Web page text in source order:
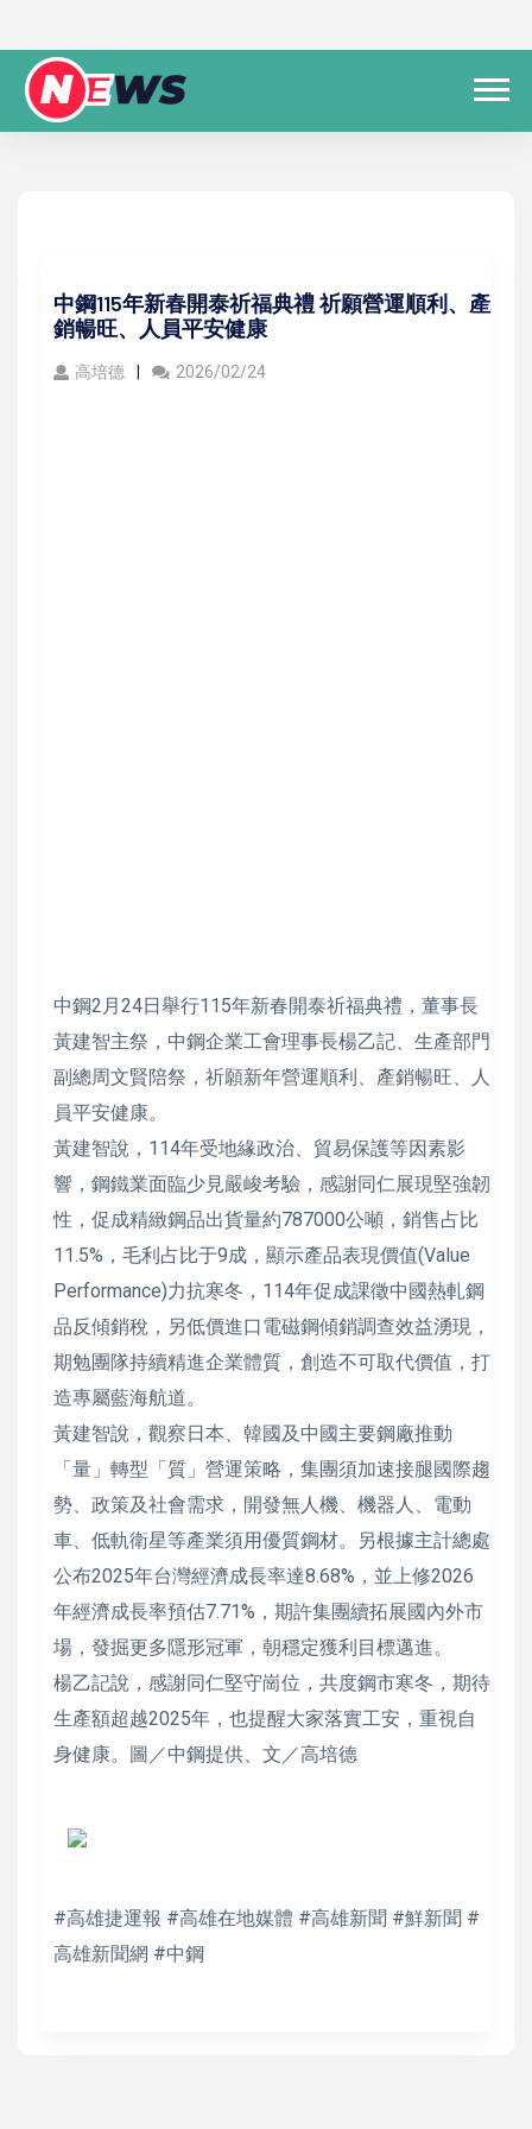
中鋼115年新春開泰祈福典禮 祈願營運順利、產
銷暢旺、人員平安健康
高培德 2026/02/24
中鋼2月24日舉行115年新春開泰祈福典禮，董事長
黃建智主祭，中鋼企業工會理事長楊乙記、生產部門
副總周文賢陪祭，祈願新年營運順利、產銷暢旺、人
員平安健康。
黃建智說，114年受地緣政治、貿易保護等因素影
響，鋼鐵業面臨少見嚴峻考驗，感謝同仁展現堅強韌
性，促成精緻鋼品出貨量約787000公噸，銷售占比
11.5%，毛利占比于9成，顯示產品表現價值(Value
Performance)力抗寒冬，114年促成課徵中國熱軋鋼
品反傾銷稅，另低價進口電磁鋼傾銷調查效益湧現，
期勉團隊持續精進企業體質，創造不可取代價值，打
造專屬藍海航道。
黃建智說，觀察日本、韓國及中國主要鋼廠推動
「量」轉型「質」營運策略，集團須加速接腿國際趨
勢、政策及社會需求，開發無人機、機器人、電動
車、低軌衛星等產業須用優質鋼材。另根據主計總處
公布2025年台灣經濟成長率達8.68%，並上修2026
年經濟成長率預估7.71%，期許集團續拓展國內外市
場，發掘更多隱形冠軍，朝穩定獲利目標邁進。
楊乙記說，感謝同仁堅守崗位，共度鋼市寒冬，期待
生產額超越2025年，也提醒大家落實工安，重視自
身健康。圖／中鋼提供、文／高培德
#高雄捷運報 #高雄在地媒體 #高雄新聞 #鮮新聞 #
高雄新聞網 #中鋼